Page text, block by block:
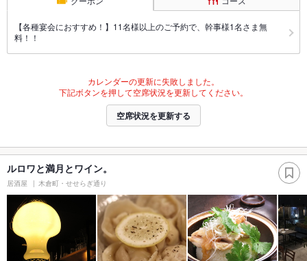
【各種宴会におすすめ！】11名様以上のご予約で、幹事様1名さま無
料！！
カレンダーの更新に失敗しました。
下記ボタンを押して空席状況を更新してください。
空席状況を更新する
ルロワと満月とワイン。
居酒屋 木倉町・せせらぎ通り